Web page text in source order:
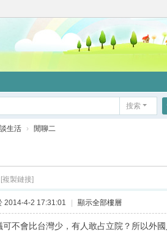
搜索
生活 › 閒聊二
[複製鏈接]
2014-4-2 17:31:01 顯示全部樓層
可不會比台灣少，有人敢占立院？所以外